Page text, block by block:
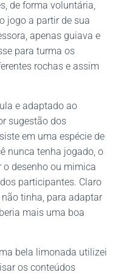
de forma voluntária,
jogo a partir de sua
apenas guiava e
para turma os
rochas e assim
e adaptado ao
sugestão dos
em uma espécie de
nunca tenha jogado, o
desenho ou mimica
participantes. Claro
tinha, para adaptar
mais uma boa
bela limonada utilizei
os conteúdos